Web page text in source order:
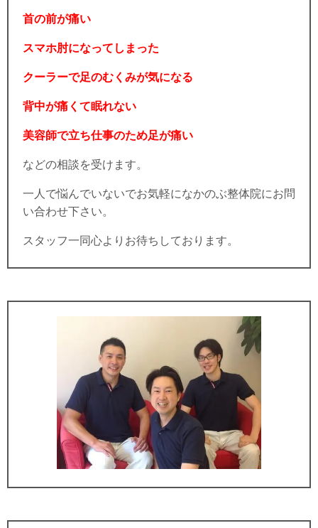
首の前が痛い
スマホ肘になってしまった
クーラーで足のむくみが気になる
背中が痛くて眠れない
美容師で立ち仕事のため足が痛い
などの相談を受けます。
一人で悩んでいないでお気軽になかのぶ整体院にお問
い合わせ下さい。
スタッフ一同心よりお待ちしております。